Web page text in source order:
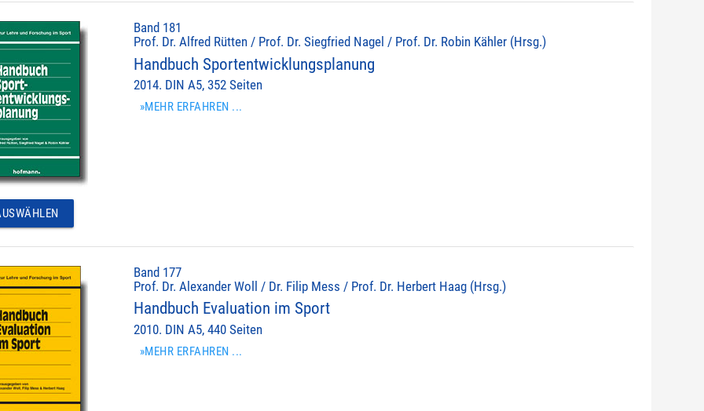
Band 181
Prof. Dr. Alfred Rütten / Prof. Dr. Siegfried Nagel / Prof. Dr. Robin Kähler (Hrsg.)
Handbuch Sportentwicklungsplanung
2014. DIN A5, 352 Seiten
»MEHR ERFAHREN ...
Band 177
Prof. Dr. Alexander Woll / Dr. Filip Mess / Prof. Dr. Herbert Haag (Hrsg.)
Handbuch Evaluation im Sport
2010. DIN A5, 440 Seiten
»MEHR ERFAHREN ...